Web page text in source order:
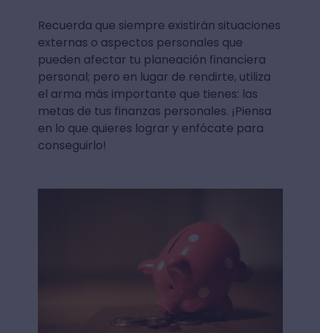
Recuerda que siempre existirán situaciones
externas o aspectos personales que
pueden afectar tu planeación financiera
personal; pero en lugar de rendirte, utiliza
el arma más importante que tienes: las
metas de tus finanzas personales. ¡Piensa
en lo que quieres lograr y enfócate para
conseguirlo!